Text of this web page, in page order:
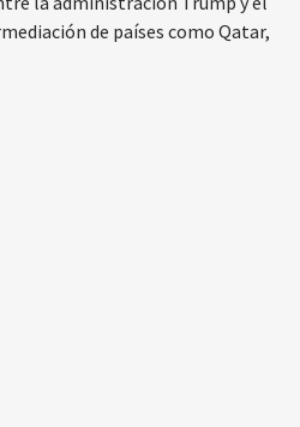
de países como Qatar,